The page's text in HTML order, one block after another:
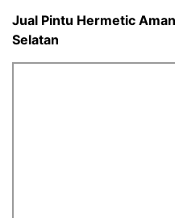
Jual Pintu Hermetic
Selatan